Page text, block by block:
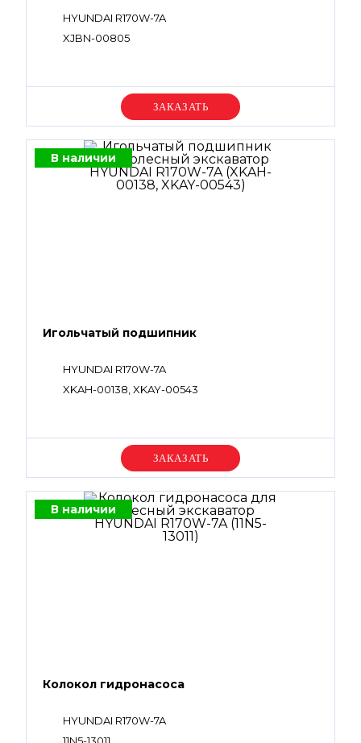
HYUNDAI R170W-7A
XJBN-00805
Уточняйте цену
В наличии
Игольчатый подшипник
HYUNDAI R170W-7A
XKAH-00138, XKAY-00543
Уточняйте цену
В наличии
Колокол гидронасоса
HYUNDAI R170W-7A